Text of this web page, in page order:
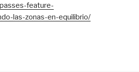
feature-
las-zonas-en-equilibrio/